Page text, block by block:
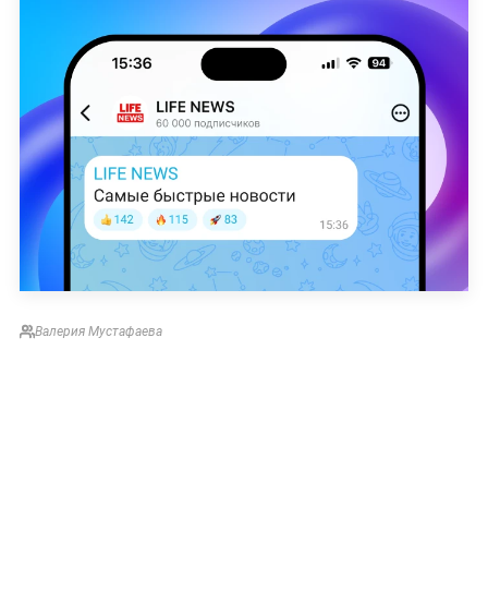
Валерия Мустафаева